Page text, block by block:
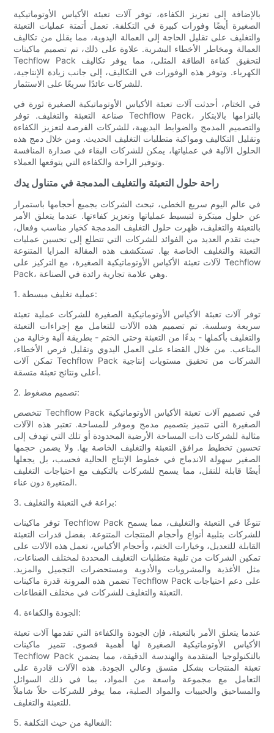
بالإضافة إلى تعزيز الكفاءة، توفر آلات تعبئة الأكياس الأوتوماتيكية
الصغيرة أيضًا وفورات كبيرة في التكلفة. تعمل أتمتة عمليات التعبئة
والتغليف على تقليل الحاجة إلى العمالة اليدوية، مما يقلل من تكاليف
العمالة ومخاطر الأخطاء البشرية. علاوة على ذلك، تم تصميم ماكينات
Techflow Pack لتحقيق كفاءة الطاقة المثلى، مما يوفر تكاليف
الكهرباء. وتوفر هذه الوفورات في التكاليف، إلى جانب زيادة الإنتاجية،
للشركات عائدًا سريعًا على الاستثمار.
في الختام، أحدثت آلات تعبئة الأكياس الأوتوماتيكية الصغيرة ثورة في
صناعة التعبئة والتغليف. توفر Techflow Pack، بالتزامها بالابتكار
والتصميم المدمج والضوابط البديهية، للشركات الفرصة لتعزيز الكفاءة
وتقليل التكاليف ومواكبة متطلبات التغليف الحديث. ومن خلال دمج هذه
الحلول الآلية في عملياتها، يمكن للشركات البقاء في صدارة المنافسة
وتوفير الراحة والكفاءة التي يتوقعها العملاء.
راحة حلول التعبئة والتغليف المدمجة في متناول يدك
في عالم اليوم سريع الخطى، تبحث الشركات بجميع أحجامها باستمرار
عن حلول مبتكرة لتبسيط عملياتها وتعزيز كفاءتها. عندما يتعلق الأمر
بالتعبئة والتغليف، ظهرت حلول التغليف المدمجة كخيار مناسب وفعال،
حيث تقدم العديد من الفوائد للشركات التي تتطلع إلى تحسين عمليات
التعبئة والتغليف الخاصة بها. تستكشف هذه المقالة المزايا المتنوعة
لآلات تعبئة الأكياس الأوتوماتيكية الصغيرة، مع التركيز على Techflow
Pack، وهي علامة تجارية رائدة في الصناعة.
1. عملية تغليف مبسطة:
توفر آلات تعبئة الأكياس الأوتوماتيكية الصغيرة للشركات عملية تعبئة
سريعة وسلسة. تم تصميم هذه الآلات للتعامل مع إجراءات التعبئة
والتغليف بأكملها - بدءًا من التعبئة وحتى الختم - بطريقة آلية وخالية من
المتاعب. من خلال القضاء على العمل اليدوي وتقليل فرص الأخطاء،
تمكن آلات Techflow Pack الشركات من تحقيق مستويات إنتاجية
أعلى ونتائج تعبئة متسقة.
2. تصميم مضغوط:
تتخصص Techflow Pack في تصميم آلات تعبئة الأكياس الأوتوماتيكية
الصغيرة التي تتميز بتصميم مدمج وموفر للمساحة. تعتبر هذه الآلات
مثالية للشركات ذات المساحة الأرضية المحدودة أو تلك التي تهدف إلى
تحسين تخطيط مرافق التعبئة والتغليف الخاصة بها. ولا يضمن حجمها
الصغير سهولة الاندماج في خطوط الإنتاج الحالية فحسب، بل يجعلها
أيضًا قابلة للنقل، مما يسمح للشركات بالتكيف مع احتياجات التغليف
المتغيرة دون عناء.
3. براعة في التعبئة والتغليف:
توفر ماكينات Techflow Pack تنوعًا في التعبئة والتغليف، مما يسمح
للشركات بتلبية أنواع وأحجام المنتجات المتنوعة. بفضل قدرات التعبئة
القابلة للتعديل، وخيارات الختم، وأحجام الأكياس، تعمل هذه الآلات على
تمكين الشركات من تلبية متطلبات التغليف المحددة لمختلف الصناعات،
مثل الأغذية والمشروبات والأدوية ومستحضرات التجميل والمزيد.
تضمن هذه المرونة قدرة ماكينات Techflow Pack على دعم احتياجات
التعبئة والتغليف للشركات في مختلف القطاعات.
4. الجودة والكفاءة:
عندما يتعلق الأمر بالتعبئة، فإن الجودة والكفاءة التي تقدمها آلات تعبئة
الأكياس الأوتوماتيكية الصغيرة لها أهمية قصوى. تتميز ماكينات
Techflow Pack بالتكنولوجيا المتقدمة والهندسة الدقيقة، مما يضمن
تعبئة المنتجات بشكل متسق وعالي الجودة. هذه الآلات قادرة على
التعامل مع مجموعة واسعة من المواد، بما في ذلك السوائل
والمساحيق والحبيبات والمواد الصلبة، مما يوفر للشركات حلاً شاملاً
للتعبئة والتغليف.
5. الفعالية من حيث التكلفة: